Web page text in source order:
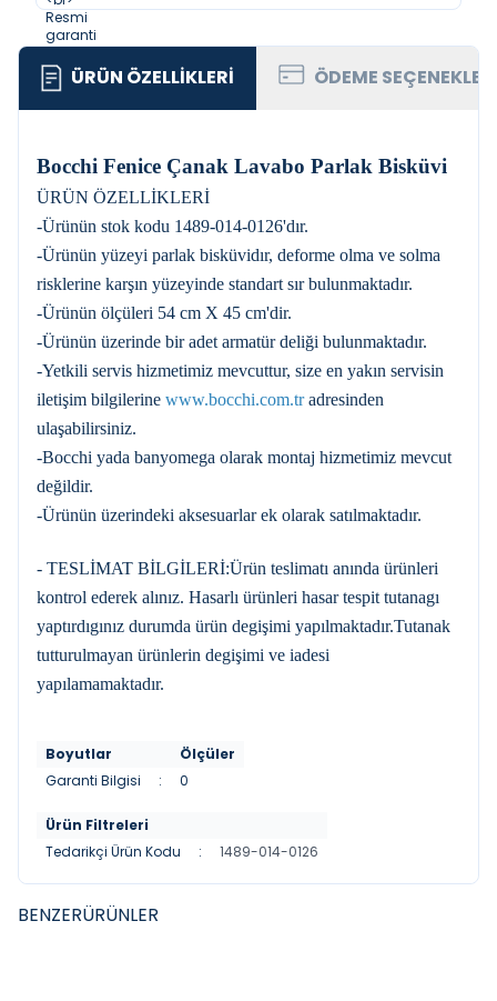
ÜRÜN ÖZELLIKLERI ÖDEME
Bocchi Fenice Çanak Lavabo Parlak Bisküvi
ÜRÜN ÖZELLİKLERİ
-Ürünün stok kodu 1489-014-0126'dır.
-Ürünün yüzeyi parlak bisküvidır, deforme olma ve solma
risklerine karşın yüzeyinde standart sır bulunmaktadır.
-Ürünün ölçüleri 54 cm X 45 cm'dir.
-Ürünün üzerinde bir adet armatür deliği bulunmaktadır.
-Yetkili servis hizmetimiz mevcuttur, size en yakın servisin
iletişim bilgilerine www.bocchi.com.tradresinden
ulaşabilirsiniz.
-Bocchi yada banyomega olarak montaj hizmetimiz mevcut
değildir.
-Ürünün üzerindeki aksesuarlar ek olarak satılmaktadır.
- TESLİMAT BİLGİLERİ:Ürün teslimatı anında ürünleri
kontrol ederek alınız. Hasarlı ürünleri hasar tespit tutanagı
yaptırdıgınız durumda ürün degişimi yapılmaktadır.Tutanak
tutturulmayan ürünlerin degişimi ve iadesi
yapılamamaktadır.
Boyutlar
Ölçüler
Garanti Bilgisi
: 0
Ürün Filtreleri
Tedarikçi Ürün Kodu
: 1489-014-0126
BENZERÜRÜNLER